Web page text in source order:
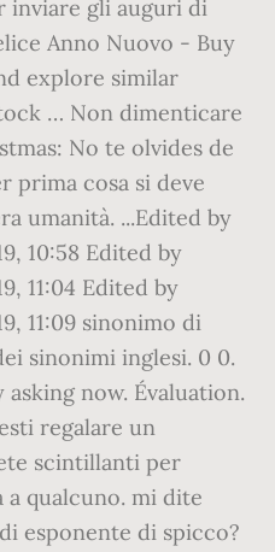
inviare gli auguri di
Anno Nuovo - Buy
explore similar
… Non dimenticare
No te olvides de
prima cosa si deve
umanità. ...Edited by
10:58 Edited by
11:04 Edited by
11:09 sinonimo di
sinonimi inglesi. 0 0.
asking now. Évaluation.
regalare un
scintillanti per
qualcuno. mi dite
esponente di spicco?